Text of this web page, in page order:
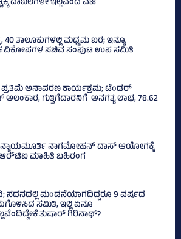
40 ತಾಲೂಕುಗಳಲ್ಲಿ ಮಧ್ಯಮ ಬರ; ಇನ್ನೂ
ವಿಕೋಪಗಳ ಸಚಿವ ಸಂಪುಟ ಉಪ ಸಮಿತಿ
ಪ್ರತಿಮೆ ಅನಾವರಣ ಕಾರ್ಯಕ್ರಮ; ಟೆಂಡರ್
ಅಲಂಕಾರ, ಗುತ್ತಿಗೆದಾರನಿಗೆ ಅನಗತ್ಯ ಲಾಭ, 78.62
ನ್ಯಾಯಮೂರ್ತಿ ನಾಗಮೋಹನ್ ದಾಸ್ ಆಯೋಗಕ್ಕೆ
ಆರ್‍‌ಟಿಐ ಮಾಹಿತಿ ಬಹಿರಂಗ
ಸದನದಲ್ಲಿ ಮಂಡನೆಯಾಗದಿದ್ದರೂ 9 ವರ್ಷದ
ಸಮಿತಿ, ಇಲ್ಲಿ ಏನೂ
ತುಷಾರ್ ಗಿರಿನಾಥ್?